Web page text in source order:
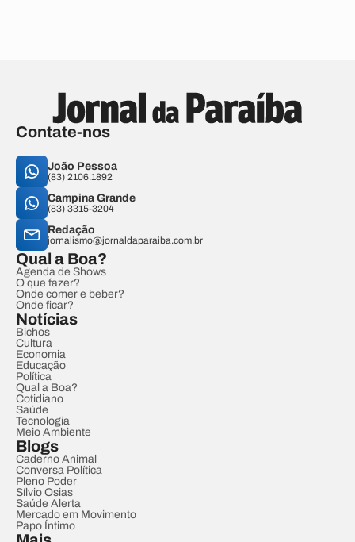
Contate-nos
João Pessoa
(83) 2106.1892
Campina Grande
(83) 3315-3204
Redação
jornalismo@jornaldaparaiba.com.br
Qual a Boa?
Agenda de Shows
O que fazer?
Onde comer e beber?
Onde ficar?
Notícias
Bichos
Cultura
Economia
Educação
Política
Qual a Boa?
Cotidiano
Saúde
Tecnologia
Meio Ambiente
Blogs
Caderno Animal
Conversa Política
Pleno Poder
Sílvio Osias
Saúde Alerta
Mercado em Movimento
Papo Íntimo